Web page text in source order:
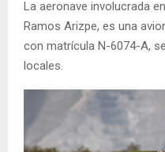
La aeronave involucrada
Ramos Arizpe, es una
con matrícula N-6074-A,
locales.